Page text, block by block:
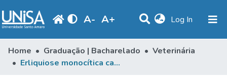
A- A+ Log In (current)
Communities & Collections
Statistics
Home Graduação | Bacharelado
Veterinária
Erliquiose monocítica canina: revisão de literatura